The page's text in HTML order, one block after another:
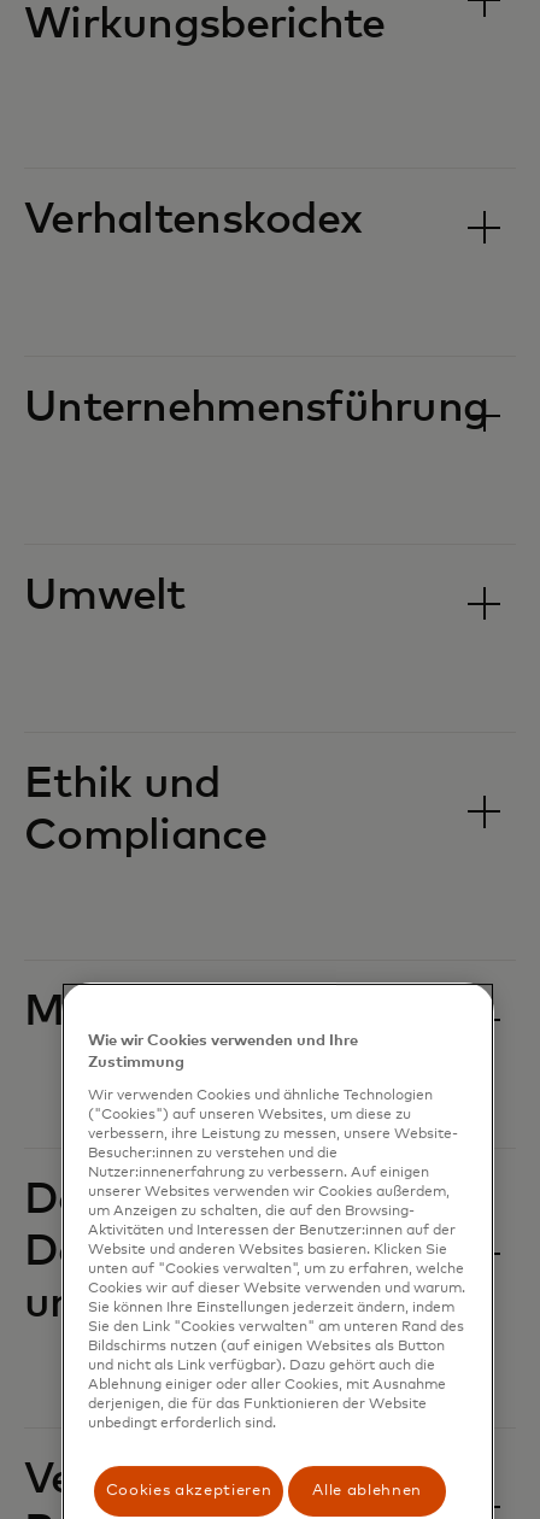
Wirkungsberichte
Verhaltenskodex
Unternehmensführung
Umwelt
Ethik und
Compliance
Menschenrechte
Datenschutz,
Datenverantwortung
und Sicherheit
Verantwortungsvolle
Wie wir Cookies verwenden und Ihre
Zustimmung
Wir verwenden Cookies und ähnliche Technologien
("Cookies") auf unseren Websites, um diese zu
verbessern, ihre Leistung zu messen, unsere Website-
Besucher:innen zu verstehen und die
Nutzer:innenerfahrung zu verbessern. Auf einigen
unserer Websites verwenden wir Cookies außerdem,
um Anzeigen zu schalten, die auf den Browsing-
Aktivitäten und Interessen der Benutzer:innen auf der
Website und anderen Websites basieren. Klicken Sie
unten auf "Cookies verwalten", um zu erfahren, welche
Cookies wir auf dieser Website verwenden und warum.
Sie können Ihre Einstellungen jederzeit ändern, indem
Sie den Link "Cookies verwalten" am unteren Rand des
Bildschirms nutzen (auf einigen Websites als Button
und nicht als Link verfügbar). Dazu gehört auch die
Ablehnung einiger oder aller Cookies, mit Ausnahme
derjenigen, die für das Funktionieren der Website
unbedingt erforderlich sind.
Cookies akzeptieren Alle ablehnen